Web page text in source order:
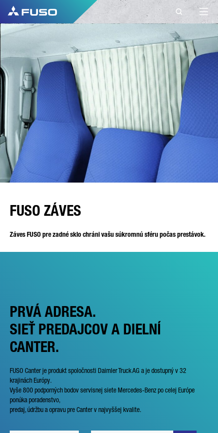
FUSO ZÁVES
Záves FUSO pre zadné sklo chráni vašu súkromnú sféru počas prestávok.
PRVÁ ADRESA.
SIEŤ PREDAJCOV A DIELNÍ
CANTER.
FUSO Canter je produkt spoločnosti Daimler Truck AG a je dostupný v 32
krajinách Európy.
Vyše 800 podporných bodov servisnej siete Mercedes-Benz po celej Európe
ponúka poradenstvo,
predaj, údržbu a opravu pre Canter v najvyššej kvalite.